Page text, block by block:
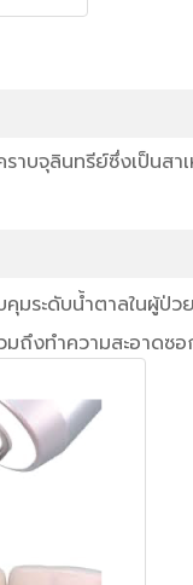
บจุลินทรีย์ซึ่งเป็นสา
คุมระดับน้ำตาลในผู้ป่
ถึงทำความสะอาดซ